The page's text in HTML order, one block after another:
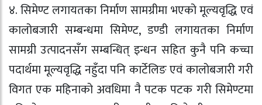
४. सिमेण्ट लगायतका निर्माण सामग्रीमा भएको मूल्यवृद्धि एवं
कालोबजारी सम्बन्धमा सिमेण्ट, डण्डी लगायतका निर्माण
सामग्री उत्पादनसँग सम्बन्धित् इन्धन सहित कुनै पनि कच्चा
पदार्थमा मूल्यवृद्धि नहुँदा पनि कार्टेलिङ एवं कालोबजारी गरी
विगत एक महिनाको अवधिमा नै पटक पटक गरी सिमेण्टमा